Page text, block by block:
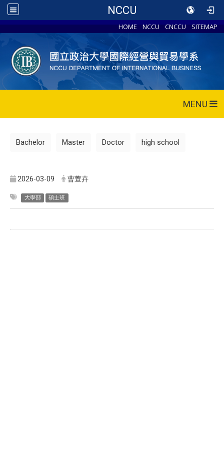
NCCU
HOME NCCU CNCCU SITEMAP
MENU
Bachelor Master Doctor high school
2026-03-09 曹萱卉
大學部 碩士班